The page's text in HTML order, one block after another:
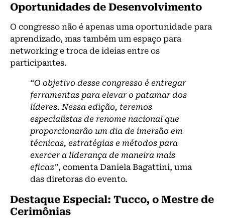
Oportunidades de Desenvolvimento
O congresso não é apenas uma oportunidade para
aprendizado, mas também um espaço para
networking e troca de ideias entre os
participantes.
“O objetivo desse congresso é entregar
ferramentas para elevar o patamar dos
líderes. Nessa edição, teremos
especialistas de renome nacional que
proporcionarão um dia de imersão em
técnicas, estratégias e métodos para
exercer a liderança de maneira mais
eficaz”, comenta Daniela Bagattini, uma
das diretoras do evento.
Destaque Especial: Tucco, o Mestre de
Cerimônias